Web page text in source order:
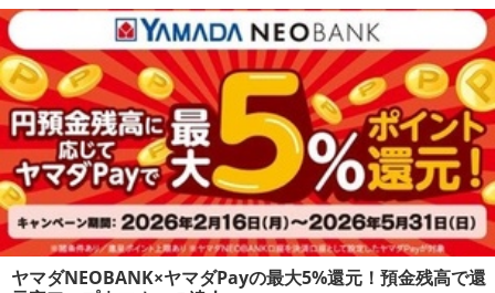
ヤマダNEOBANK×ヤマダPayの最大5%還元！預金残高で還